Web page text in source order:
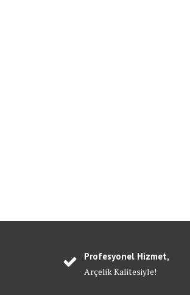
Profesyonel Hizmet,
Arçelik Kalitesiyle!